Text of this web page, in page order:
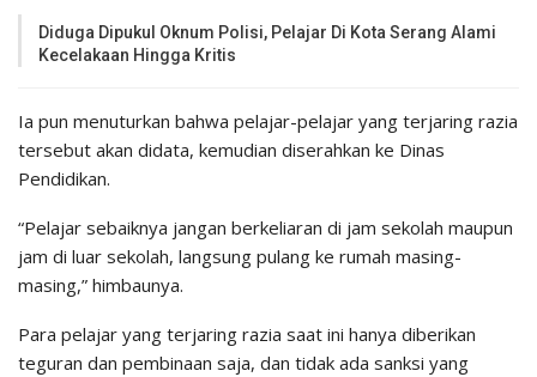
Diduga Dipukul Oknum Polisi, Pelajar Di Kota Serang Alami
Kecelakaan Hingga Kritis
Ia pun menuturkan bahwa pelajar-pelajar yang terjaring razia
tersebut akan didata, kemudian diserahkan ke Dinas
Pendidikan.
“Pelajar sebaiknya jangan berkeliaran di jam sekolah maupun
jam di luar sekolah, langsung pulang ke rumah masing-
masing,” himbaunya.
Para pelajar yang terjaring razia saat ini hanya diberikan
teguran dan pembinaan saja, dan tidak ada sanksi yang